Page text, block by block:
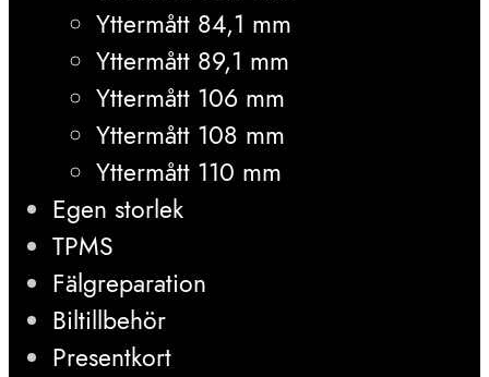
Yttermått 84,1 mm
Yttermått 89,1 mm
Yttermått 106 mm
Yttermått 108 mm
Yttermått 110 mm
Egen storlek
TPMS
Fälgreparation
Biltillbehör
Presentkort